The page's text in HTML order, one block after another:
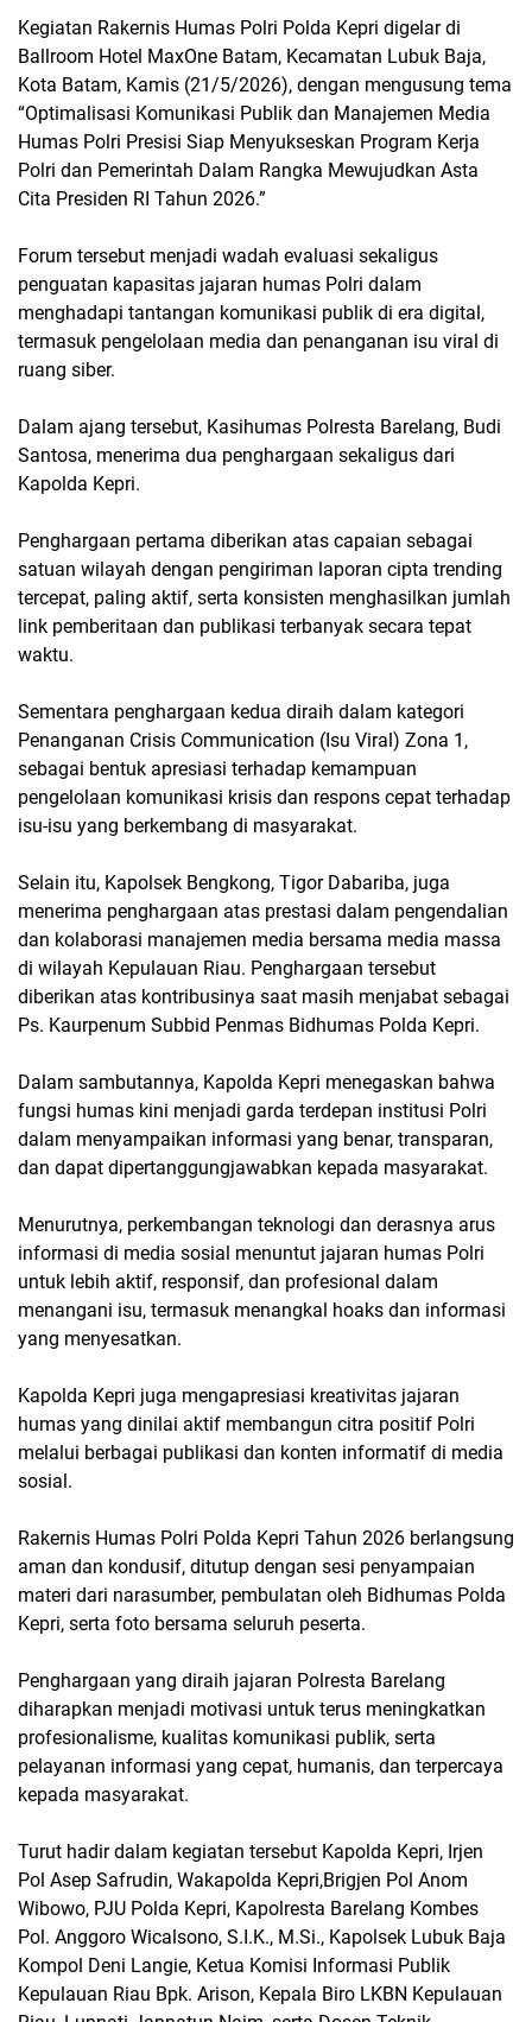
Kegiatan Rakernis Humas Polri Polda Kepri digelar di
Ballroom Hotel MaxOne Batam, Kecamatan Lubuk Baja,
Kota Batam, Kamis (21/5/2026), dengan mengusung tema
“Optimalisasi Komunikasi Publik dan Manajemen Media
Humas Polri Presisi Siap Menyukseskan Program Kerja
Polri dan Pemerintah Dalam Rangka Mewujudkan Asta
Cita Presiden RI Tahun 2026.”
Forum tersebut menjadi wadah evaluasi sekaligus
penguatan kapasitas jajaran humas Polri dalam
menghadapi tantangan komunikasi publik di era digital,
termasuk pengelolaan media dan penanganan isu viral di
ruang siber.
Dalam ajang tersebut, Kasihumas Polresta Barelang, Budi
Santosa, menerima dua penghargaan sekaligus dari
Kapolda Kepri.
Penghargaan pertama diberikan atas capaian sebagai
satuan wilayah dengan pengiriman laporan cipta trending
tercepat, paling aktif, serta konsisten menghasilkan jumlah
link pemberitaan dan publikasi terbanyak secara tepat
waktu.
Sementara penghargaan kedua diraih dalam kategori
Penanganan Crisis Communication (Isu Viral) Zona 1,
sebagai bentuk apresiasi terhadap kemampuan
pengelolaan komunikasi krisis dan respons cepat terhadap
isu-isu yang berkembang di masyarakat.
Selain itu, Kapolsek Bengkong, Tigor Dabariba, juga
menerima penghargaan atas prestasi dalam pengendalian
dan kolaborasi manajemen media bersama media massa
di wilayah Kepulauan Riau. Penghargaan tersebut
diberikan atas kontribusinya saat masih menjabat sebagai
Ps. Kaurpenum Subbid Penmas Bidhumas Polda Kepri.
Dalam sambutannya, Kapolda Kepri menegaskan bahwa
fungsi humas kini menjadi garda terdepan institusi Polri
dalam menyampaikan informasi yang benar, transparan,
dan dapat dipertanggungjawabkan kepada masyarakat.
Menurutnya, perkembangan teknologi dan derasnya arus
informasi di media sosial menuntut jajaran humas Polri
untuk lebih aktif, responsif, dan profesional dalam
menangani isu, termasuk menangkal hoaks dan informasi
yang menyesatkan.
Kapolda Kepri juga mengapresiasi kreativitas jajaran
humas yang dinilai aktif membangun citra positif Polri
melalui berbagai publikasi dan konten informatif di media
sosial.
Rakernis Humas Polri Polda Kepri Tahun 2026 berlangsung
aman dan kondusif, ditutup dengan sesi penyampaian
materi dari narasumber, pembulatan oleh Bidhumas Polda
Kepri, serta foto bersama seluruh peserta.
Penghargaan yang diraih jajaran Polresta Barelang
diharapkan menjadi motivasi untuk terus meningkatkan
profesionalisme, kualitas komunikasi publik, serta
pelayanan informasi yang cepat, humanis, dan terpercaya
kepada masyarakat.
Turut hadir dalam kegiatan tersebut Kapolda Kepri, Irjen
Pol Asep Safrudin, Wakapolda Kepri,Brigjen Pol Anom
Wibowo, PJU Polda Kepri, Kapolresta Barelang Kombes
Pol. Anggoro Wicalsono, S.I.K., M.Si., Kapolsek Lubuk Baja
Kompol Deni Langie, Ketua Komisi Informasi Publik
Kepulauan Riau Bpk. Arison, Kepala Biro LKBN Kepulauan